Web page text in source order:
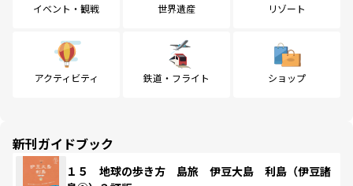
イベント・観戦 世界遺産 リゾート
アクティビティ 鉄道・フライト ショップ
新刊ガイドブック
１５ 地球の歩き方 島旅 伊豆大島 利島（伊豆諸